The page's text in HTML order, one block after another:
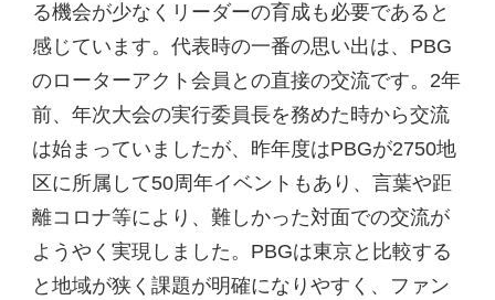
る機会が少なくリーダーの育成も必要であると
感じています。代表時の一番の思い出は、PBG
のローターアクト会員との直接の交流です。2年
前、年次大会の実行委員長を務めた時から交流
は始まっていましたが、昨年度はPBGが2750地
区に所属して50周年イベントもあり、言葉や距
離コロナ等により、難しかった対面での交流が
ようやく実現しました。PBGは東京と比較する
と地域が狭く課題が明確になりやすく、ファン